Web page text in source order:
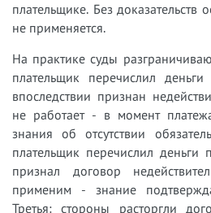
плательщике. Без доказательств
не применяется.
На практике суды
плательщик перечислил
впоследствии признан
не работает - в момент
знания об отсутствии
плательщик перечислил деньги
признал договор
применим - знание
Третья: стороны расторгли